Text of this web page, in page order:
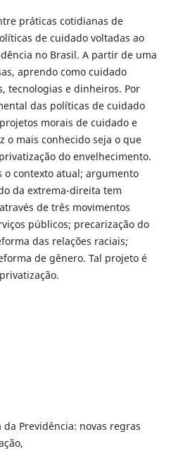
práticas cotidianas de
de cuidado voltadas ao
no Brasil. A partir de uma
aprendo como cuidado
tecnologias e dinheiros. Por
das políticas de cuidado
morais de cuidado e
o mais conhecido seja o que
do envelhecimento.
o contexto atual; argumento
da extrema-direita tem
de três movimentos
públicos; precarização do
das relações raciais;
de gênero. Tal projeto é
da Previdência: novas regras